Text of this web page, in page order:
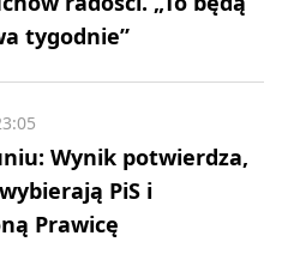
tygodnie”
Wynik potwierdza,
PiS i
Prawicę